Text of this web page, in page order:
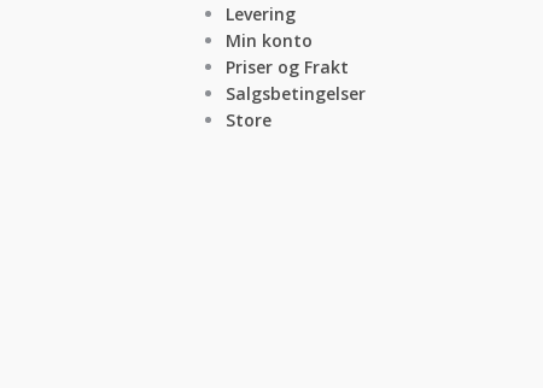
Levering
Min konto
Priser og Frakt
Salgsbetingelser
Store